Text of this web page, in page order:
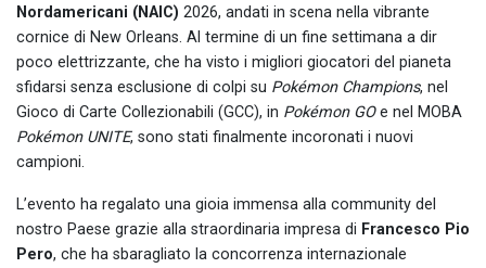
Nordamericani (NAIC) 2026, andati in scena nella vibrante
cornice di New Orleans. Al termine di un fine settimana a dir
poco elettrizzante, che ha visto i migliori giocatori del pianeta
sfidarsi senza esclusione di colpi su Pokémon Champions, nel
Gioco di Carte Collezionabili (GCC), in Pokémon GOe nel MOBA
Pokémon UNITE, sono stati finalmente incoronati i nuovi
campioni.
L’evento ha regalato una gioia immensa alla community del
nostro Paese grazie alla straordinaria impresa di Francesco Pio
Pero, che ha sbaragliato la concorrenza internazionale